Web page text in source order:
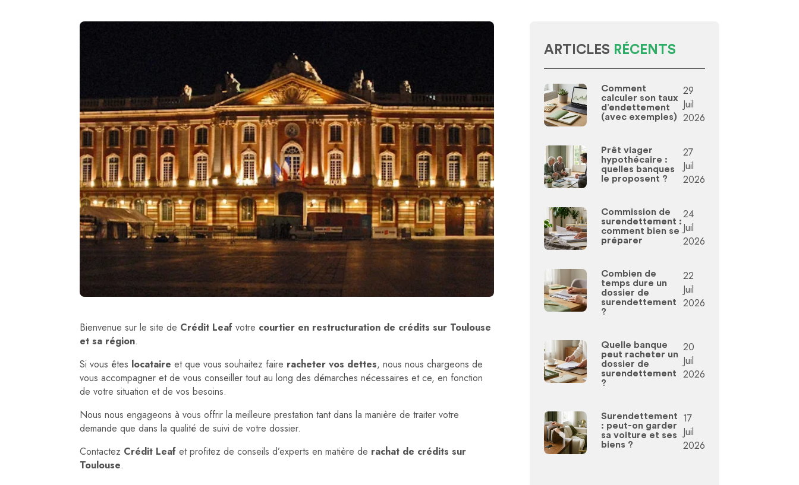
Bienvenue sur le site de Crédit Leaf votre courtier en restructuration de crédits sur Toulouse
et sa région.
Si vous êtes locataire et que vous souhaitez faire racheter vos dettes, nous nous chargeons de
vous accompagner et de vous conseiller tout au long des démarches nécessaires et ce, en fonction
de votre situation et de vos besoins.
Nous nous engageons à vous offrir la meilleure prestation tant dans la manière de traiter votre
demande que dans la qualité de suivi de votre dossier.
Contactez Crédit Leaf et profitez de conseils d’experts en matière de rachat de crédits sur
Toulouse.
ARTICLES RÉCENTS
Comment
calculer son taux
d’endettement
(avec exemples)
29
Juil
2026
Prêt viager
hypothécaire :
quelles banques
le proposent ?
27
Juil
2026
Commission de
surendettement :
comment bien se
préparer
24
Juil
2026
Combien de
temps dure un
dossier de
surendettement
?
22
Juil
2026
Quelle banque
peut racheter un
dossier de
surendettement
?
20
Juil
2026
Surendettement
: peut-on garder
sa voiture et ses
biens ?
17
Juil
2026